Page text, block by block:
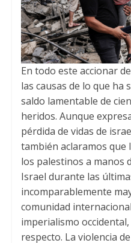
En todo este accionar
las causas de lo que ha
saldo lamentable de
heridos. Aunque
pérdida de vidas de
también aclaramos
los palestinos a manos
Israel durante las
incomparablemente
comunidad
imperialismo
respecto. La violencia